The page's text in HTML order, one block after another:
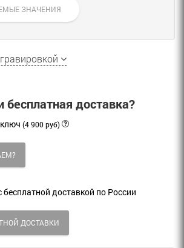
ЗНАЧЕНИЯ
бесплатная доставка?
(4 900 руб)
бесплатной доставкой по России
ДОСТАВКИ